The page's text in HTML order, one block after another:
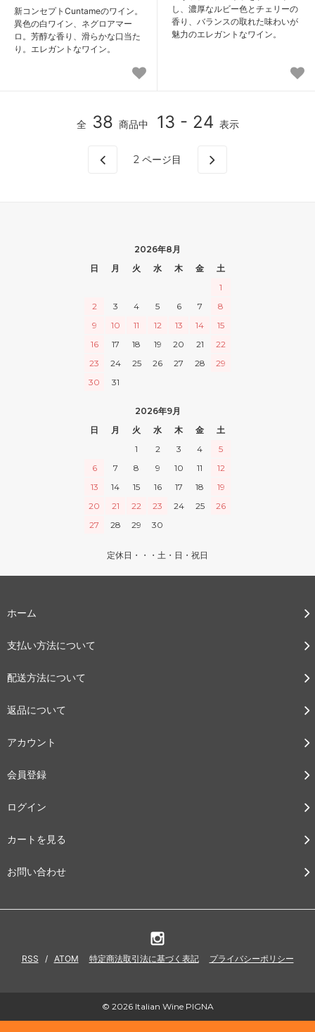
新コンセプトCuntameのワイン。
異色の白ワイン、ネグロアマー
ロ。芳醇な香り、滑らかな口当た
り。エレガントなワイン。
し、濃厚なルビー色とチェリーの
香り、バランスの取れた味わいが
魅力のエレガントなワイン。
全 38 商品中 13 - 24 表示
2 ページ目
2026年8月
日
月 火 水 木 金
土
1
2
3 4 5 6 7
8
9
10 11 12 13 14
15
16
17 18 19 20 21
22
23
24 25 26 27 28
29
30
31
2026年9月
日
月 火 水 木 金
土
1
2 3 4
5
6
7 8 9 10 11
12
13
14 15 16 17 18
19
20
21 22 23 24 25
26
27
28 29 30
定休日・・・土・日・祝日
ホーム
支払い方法について
配送方法について
返品について
アカウント
会員登録
ログイン
カートを見る
お問い合わせ
RSS / ATOM 特定商法取引法に基づく表記 プライバシーポリシー
© 2026 Italian Wine PIGNA